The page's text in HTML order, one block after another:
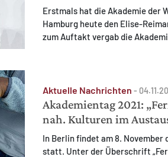
Erstmals hat die Akademie der
Hamburg heute den Elise-
zum Auftakt vergab die
Aktuelle Nachrichten -
Akademientag 2021:
nah. Kulturen im
In Berlin findet am 8. November
statt. Unter der Überschrift